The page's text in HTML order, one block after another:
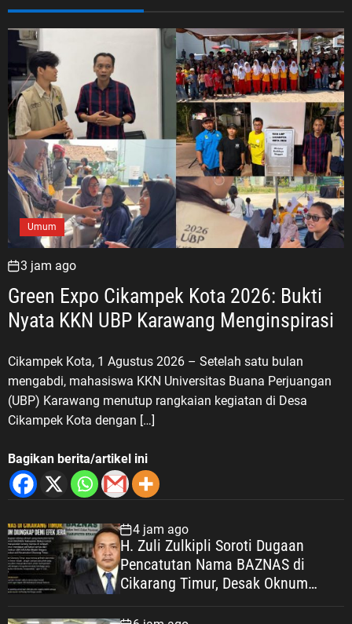
Umum
3 jam ago
Green Expo Cikampek Kota 2026: Bukti
Nyata KKN UBP Karawang Menginspirasi
Cikampek Kota, 1 Agustus 2026 – Setelah satu bulan
mengabdi, mahasiswa KKN Universitas Buana Perjuangan
(UBP) Karawang menutup rangkaian kegiatan di Desa
Cikampek Kota dengan […]
Bagikan berita/artikel ini
4 jam ago
H. Zuli Zulkipli Soroti Dugaan
Pencatutan Nama BAZNAS di
Cikarang Timur, Desak Oknum